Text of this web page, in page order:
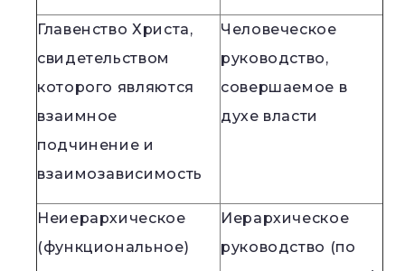
Главенство Христа,
свидетельством
которого являются
взаимное
подчинение и
взаимозависимость
Человеческое
руководство,
совершаемое в
духе власти
Неиерархическое
(функциональное)
Иерархическое
руководство (по